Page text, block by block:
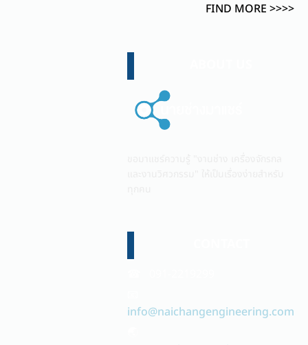
FIND MORE >>>>
info@naichangengineering.com